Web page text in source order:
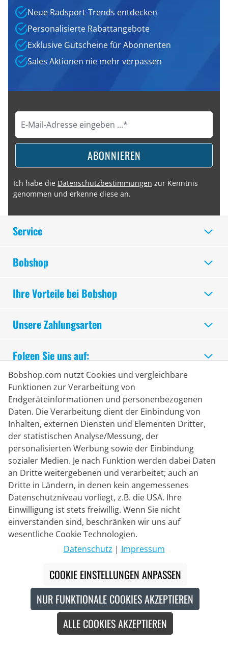
Neue Radsport-Trends entdecken
Personalisierte Rabattangebote
Exklusive Gutscheine für Abonnenten
Sales Aktionen nie mehr verpassen
ABONNIEREN
Ich habe die Datenschutzbestimmungen zur Kenntnis
genommen und erkenne diese an.
Service
Bobshop
Ihre Vorteile bei Bobshop
Unsere Zahlungsarten
Livechat
Mo - Fr: 8:30 bis 16:00 (MEZ)
Whatsapp
Folgen Sie uns auf:
Sicheres Einkaufen
Lieferpartner
Bobshop.com nutzt Cookies und vergleichbare
Funktionen zur Verarbeitung von
Endgeräteinformationen und personenbezogenen
Daten. Die Verarbeitung dient der Einbindung von
Inhalten, externen Diensten und Elementen Dritter,
der statistischen Analyse/Messung, der
personalisierten Werbung sowie der Einbindung
sozialer Medien. Je nach Funktion werden dabei Daten
an Dritte weitergebenen und verarbeitet; auch an
Dritte in Ländern, in denen kein angemessenes
Datenschutzniveau vorliegt, z.B. die USA. Ihre
Einwilligung ist stets freiwillig. Wenn Sie nicht
einverstanden sind, beschränken wir uns auf
wesentliche Cookie Technologien.
Datenschutz | Impressum
COOKIE EINSTELLUNGEN ANPASSEN
NUR FUNKTIONALE COOKIES AKZEPTIEREN
ALLE COOKIES AKZEPTIEREN